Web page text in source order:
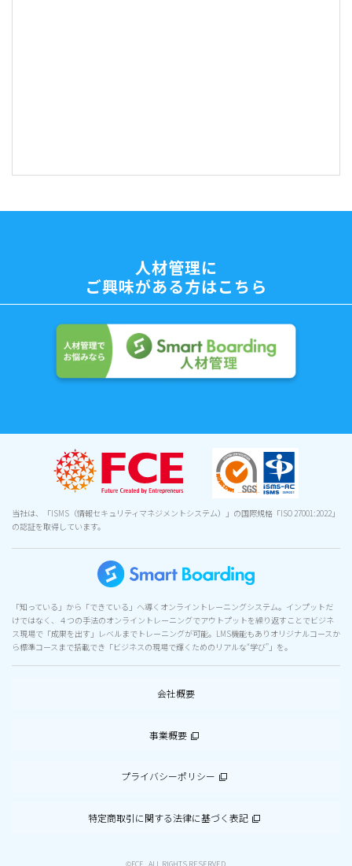
人材管理に
ご興味がある方はこちら
当社は、「ISMS（情報セキュリティマネジメントシステム）」の国際規格「ISO 27001:2022」
の認証を取得しています。
「知っている」から「できている」へ導くオンライントレーニングシステム。インプットだ
けではなく、４つの手法のオンライントレーニングでアウトプットを繰り返すことでビジネ
ス現場で「成果を出す」レベルまでトレーニングが可能。LMS機能もありオリジナルコースか
ら標準コースまで搭載でき「ビジネスの現場で輝くためのリアルな“学び”」を。
会社概要
事業概要
プライバシーポリシー
特定商取引に関する法律に基づく表記